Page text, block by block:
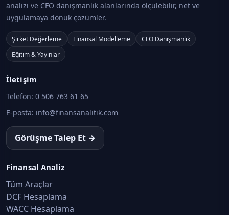
analizi ve CFO danışmanlık alanlarında ölçülebilir, net ve
uygulamaya dönük çözümler.
Şirket Değerleme Finansal Modelleme
CFO Danışmanlık
Eğitim & Yayınlar
İletişim
Telefon: 0 506 763 61 65
E-posta: info@finansanalitik.com
Görüşme Talep Et →
Finansal Analiz
Tüm Araçlar
DCF Hesaplama
WACC Hesaplama